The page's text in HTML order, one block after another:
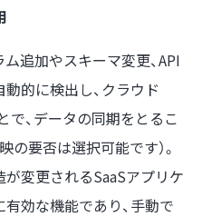
追加やスキーマ変更、API
的に検出し、クラウド
で、データの同期をとるこ
の要否は選択可能です）。
変更されるSaaSアプリケ
効な機能であり、手動で